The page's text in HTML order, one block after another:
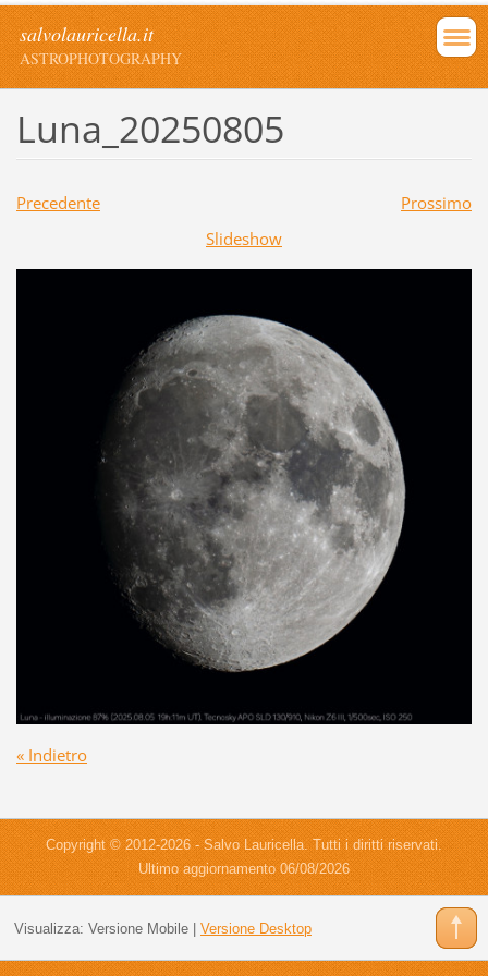
salvolauricella.it
ASTROPHOTOGRAPHY
Luna_20250805
Precedente
Prossimo
Slideshow
« Indietro
Copyright © 2012-2026 - Salvo Lauricella. Tutti i diritti riservati.
Ultimo aggiornamento 06/08/2026
Visualizza: Versione Mobile| Versione Desktop